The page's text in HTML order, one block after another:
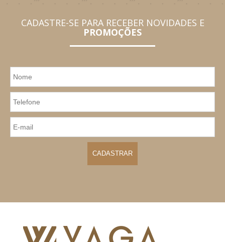
CADASTRE-SE PARA RECEBER NOVIDADES E
PROMOÇÕES